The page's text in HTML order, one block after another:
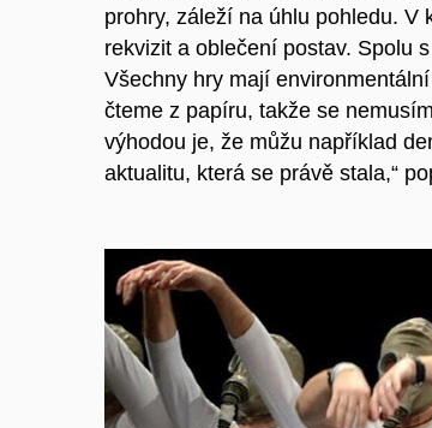
prohry, záleží na úhlu pohledu. V
rekvizit a oblečení postav. Spolu
Všechny hry mají
čteme z papíru, takže se
výhodou je, že můžu například
aktualitu, která se právě stala,“